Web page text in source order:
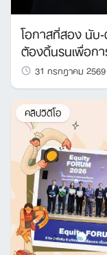
โอกาสที่สอง นั
ต้องดิ้นรนเพื่อก
31 กรกฎาคม 2569
คลิปวิดีโอ